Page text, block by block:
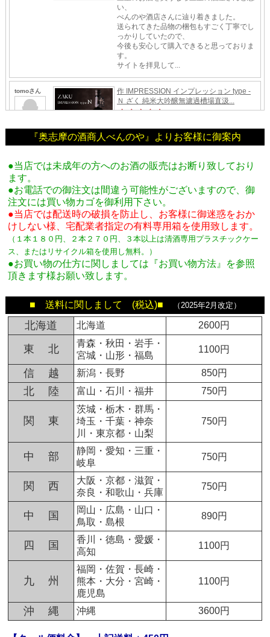
『奥志摩の酒商人べんのや』よりお客様に御案内
●当店では未成年の方へのお酒の販売はお断り致しており
ます。
●お電話での御注文は間違う可能性がございますので、御
注文には買い物カゴを御利用下さい。
●当店では配送時の破損を防止し、お客様に御迷惑をおか
けしない様、宅配業者指定の有料専用箱を使用致します。
（１本１８０円、２本２７０円、３本以上は清酒専用プラスチックケー
ス、またはリサイクル箱を使用し無料。
）
●お買い物の仕方に関しましては『お買い物方法』を参照
頂きます様お願い致します。
■ 送料に関しまして (税込)■ （2025年2月改定）
北海道 北海道 2600円
東 北
青森・秋田・岩手・
宮城・山形・福島
1100円
信 越 新潟・長野 850円
北 陸 富山・石川・福井 750円
関 東
茨城・栃木・群馬・
埼玉・千葉・神奈
川・東京都・山梨
750円
中 部
静岡・愛知・三重・
岐阜
750円
関 西
大阪・京都・滋賀・
奈良・和歌山・兵庫
750円
中 国
岡山・広島・山口・
鳥取・島根
890円
四 国
香川・徳島・愛媛・
高知
1100円
九 州
福岡・佐賀・長崎・
熊本・大分・宮崎・
鹿児島
1100円
沖 縄 沖縄 3600円